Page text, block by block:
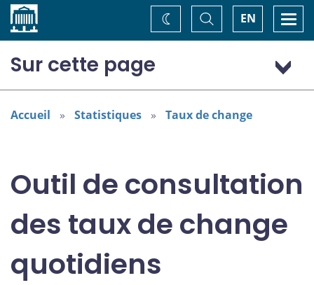
Accueil EN
Basculer
la
recherche
Changez
de
Sur cette page
Dollar (États-Unis) (USD)
Accueil Statistiques Taux de change
Outil de consultation
des taux de change
quotidiens